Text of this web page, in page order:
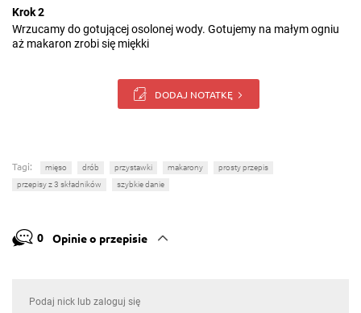
Krok 2
Wrzucamy do gotującej osolonej wody. Gotujemy na małym ogniu
aż makaron zrobi się miękki
DODAJ NOTATKĘ
Tagi: mięso drób przystawki makarony
prosty przepis
przepisy z 3 składników
szybkie danie
0 Opinie o przepisie